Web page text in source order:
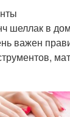
шеллак в
важен